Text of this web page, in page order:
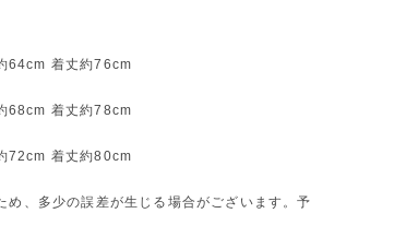
64cm 着丈約76cm
68cm 着丈約78cm
72cm 着丈約80cm
、多少の誤差が生じる場合がございます。予